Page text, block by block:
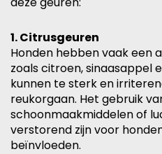
1. Citrusgeuren
Honden hebben vaak een
zoals citroen, sinaasappel
kunnen te sterk en
reukorgaan. Het gebruik
schoonmaakmiddelen of
verstorend zijn voor
beïnvloeden.